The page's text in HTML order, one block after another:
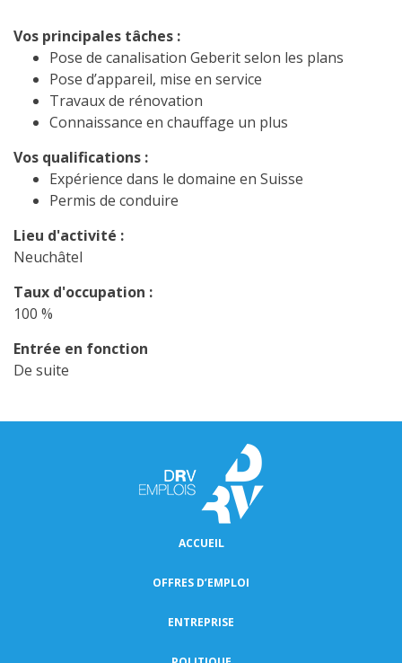
Vos principales tâches :
Pose de canalisation Geberit selon les plans
Pose d’appareil, mise en service
Travaux de rénovation
Connaissance en chauffage un plus
Vos qualifications :
Expérience dans le domaine en Suisse
Permis de conduire
Lieu d'activité :
Neuchâtel
Taux d'occupation :
100 %
Entrée en fonction
De suite
ACCUEIL
OFFRES D’EMPLOI
ENTREPRISE